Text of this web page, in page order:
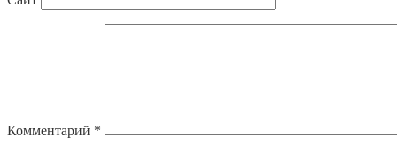
Комментарий *